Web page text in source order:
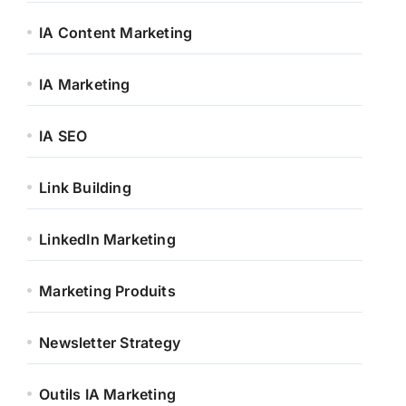
IA Content Marketing
IA Marketing
IA SEO
Link Building
LinkedIn Marketing
Marketing Produits
Newsletter Strategy
Outils IA Marketing